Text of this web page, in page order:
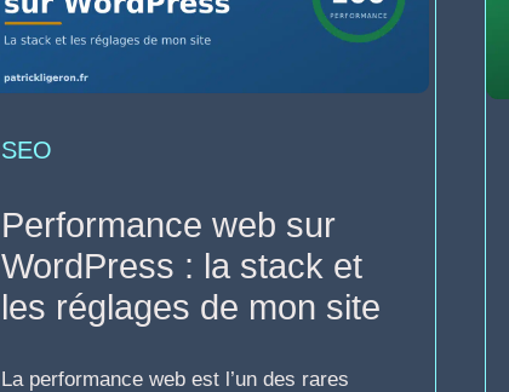
SEO
Performance web sur
WordPress : la stack et
les réglages de mon site
La performance web est l’un des rares